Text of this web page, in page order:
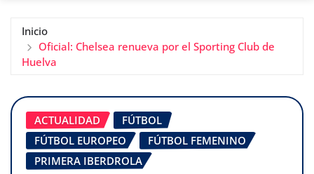
Inicio
Oficial: Chelsea renueva por el Sporting Club de
Huelva
ACTUALIDAD
FÚTBOL
FÚTBOL EUROPEO
FÚTBOL FEMENINO
PRIMERA IBERDROLA